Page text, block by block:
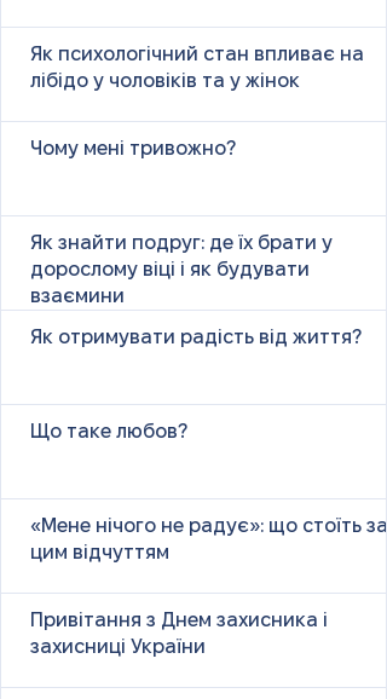
Як психологічний стан впливає на
лібідо у чоловіків та у жінок
Чому мені тривожно?
Як знайти подруг: де їх брати у
дорослому віці і як будувати
взаємини
Як отримувати радість від життя?
Що таке любов?
«Мене нічого не радує»: що стоїть за
цим відчуттям
Привітання з Днем захисника і
захисниці України